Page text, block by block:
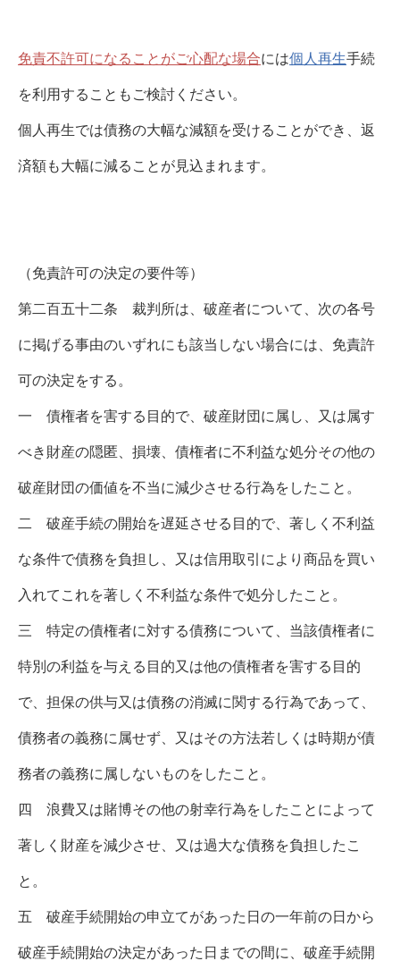
免責不許可になることがご心配な場合には個人再生手続
を利用することもご検討ください。
個人再生では債務の大幅な減額を受けることができ、返
済額も大幅に減ることが見込まれます。
（免責許可の決定の要件等）
第二百五十二条 裁判所は、破産者について、次の各号
に掲げる事由のいずれにも該当しない場合には、免責許
可の決定をする。
一 債権者を害する目的で、破産財団に属し、又は属す
べき財産の隠匿、損壊、債権者に不利益な処分その他の
破産財団の価値を不当に減少させる行為をしたこと。
二 破産手続の開始を遅延させる目的で、著しく不利益
な条件で債務を負担し、又は信用取引により商品を買い
入れてこれを著しく不利益な条件で処分したこと。
三 特定の債権者に対する債務について、当該債権者に
特別の利益を与える目的又は他の債権者を害する目的
で、担保の供与又は債務の消滅に関する行為であって、
債務者の義務に属せず、又はその方法若しくは時期が債
務者の義務に属しないものをしたこと。
四 浪費又は賭博その他の射幸行為をしたことによって
著しく財産を減少させ、又は過大な債務を負担したこ
と。
五 破産手続開始の申立てがあった日の一年前の日から
破産手続開始の決定があった日までの間に、破産手続開